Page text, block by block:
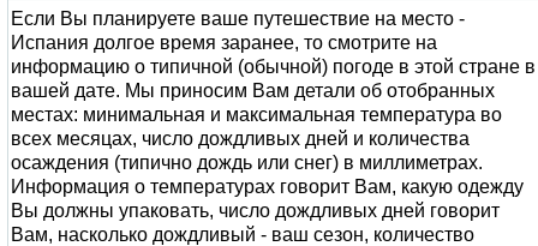
Если Вы планируете ваше путешествие на место -
Испания долгое время заранее, то смотрите на
информацию о типичной (обычной) погоде в этой стране в
вашей дате. Мы приносим Вам детали об отобранных
местах: минимальная и максимальная температура во
всех месяцах, число дождливых дней и количества
осаждения (типично дождь или снег) в миллиметрах.
Информация о температурах говорит Вам, какую одежду
Вы должны упаковать, число дождливых дней говорит
Вам, насколько дождливый - ваш сезон, количество